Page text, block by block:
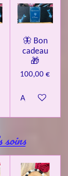
panier
🦋 Bon
cadeau
🎁
100,00 €
Ajouter au
soins